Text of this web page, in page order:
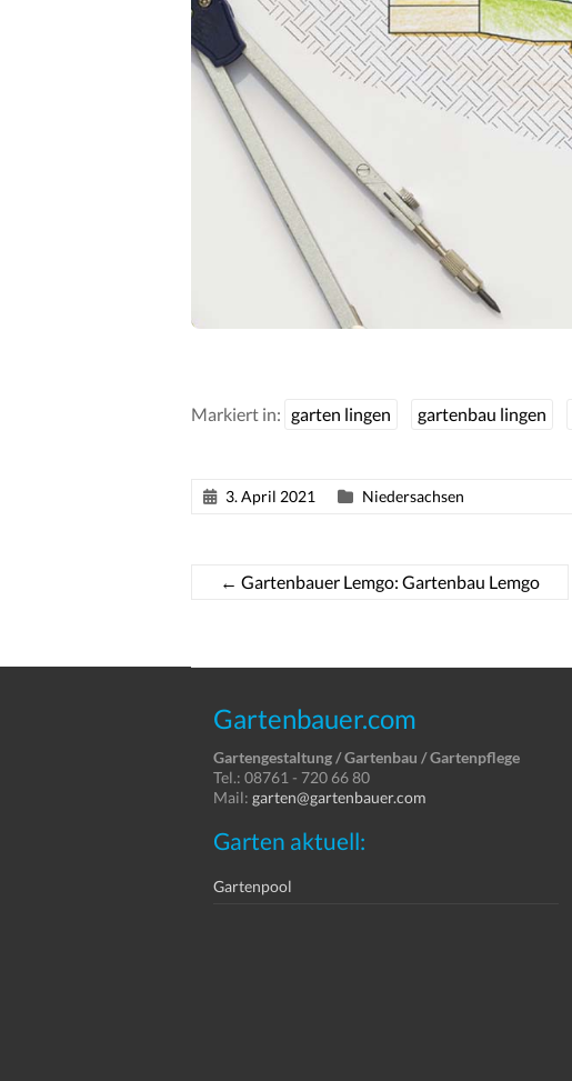
Markiert in: garten lingen gartenbau lingen
3. April 2021 Niedersachsen
← Gartenbauer Lemgo: Gartenbau Lemgo
Gartenbauer.com
Gartengestaltung / Gartenbau / Gartenpflege
Tel.: 08761 - 720 66 80
Mail: garten@gartenbauer.com
Garten aktuell:
Gartenpool